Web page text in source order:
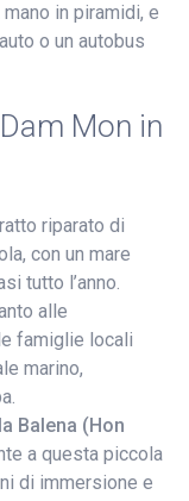
in piramidi, e
o un autobus
Mon in
riparato di
con un mare
tutto l’anno.
alle
famiglie locali
marino,
Balena (Hon
a questa piccola
di immersione e